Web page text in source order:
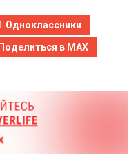
Одноклассники
Поделиться в MAX